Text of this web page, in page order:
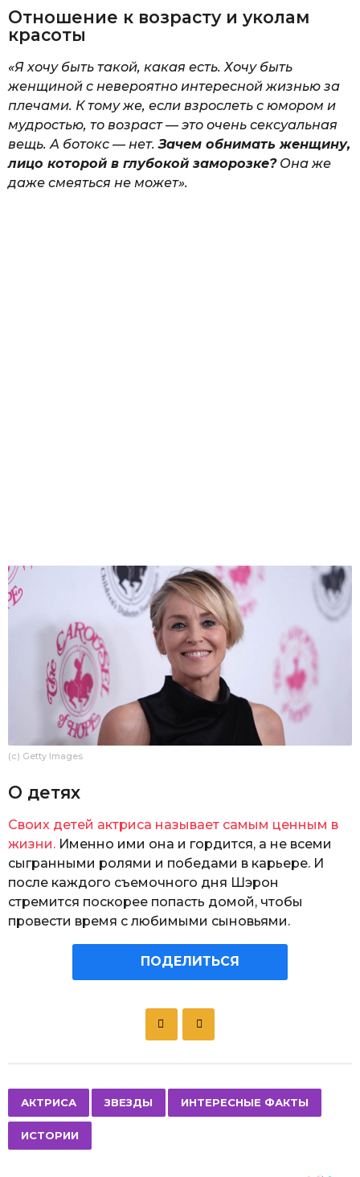
Отношение к возрасту и уколам
красоты
«Я хочу быть такой, какая есть. Хочу быть
женщиной с невероятно интересной жизнью за
плечами. К тому же, если взрослеть с юмором и
мудростью, то возраст — это очень сексуальная
вещь. А ботокс — нет.Зачем обнимать женщину,
лицо которой в глубокой заморозке?Она же
даже смеяться не может».
(c) Getty Images
О детях
Своих детей актриса называет самым ценным в
жизни. Именно ими она и гордится, а не всеми
сыгранными ролями и победами в карьере. И
после каждого съемочного дня Шэрон
стремится поскорее попасть домой, чтобы
провести время с любимыми сыновьями.
ПОДЕЛИТЬСЯ
P
a
g
АКТРИСА ЗВЕЗДЫ ИНТЕРЕСНЫЕ ФАКТЫ
ИСТОРИИ